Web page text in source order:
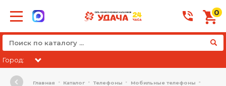
0
Город:
Главная Каталог Телефоны
Мобильные телефоны